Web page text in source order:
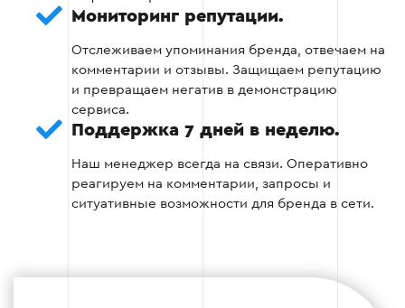
обучающий, репутационный и
Обеспечиваем профессиональный
копирайтинг и дизайн, выдержанные в
едином тоне голоса вашего бренда (Tone
of Voice).
Планируем Reels и Stories как
приоритетные форматы для
органического охвата в 2025–2026 годах и
Мониторинг репутации.
Отслеживаем упоминания бренда, отвечаем на
комментарии и отзывы. Защищаем репутацию
и превращаем негатив в демонстрацию
сервиса.
Поддержка 7 дней в неделю.
Наш менеджер всегда на связи. Оперативно
реагируем на комментарии, запросы и
ситуативные возможности для бренда в сети.